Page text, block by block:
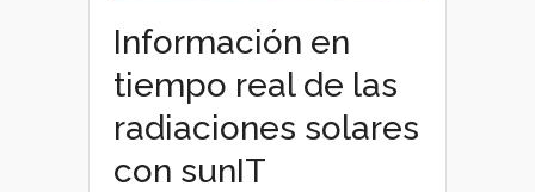
Información en
tiempo real de las
radiaciones solares
con sunIT